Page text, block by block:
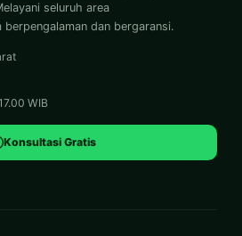
seluruh area
dan bergaransi.
WIB
Konsultasi Gratis